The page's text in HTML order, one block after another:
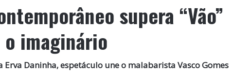
supera “Vão”
imaginário
Daninha, espetáculo une o malabarista Vasco Gomes